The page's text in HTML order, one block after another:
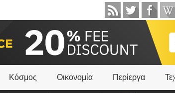
Κόσμος Οικονομία Περίεργα